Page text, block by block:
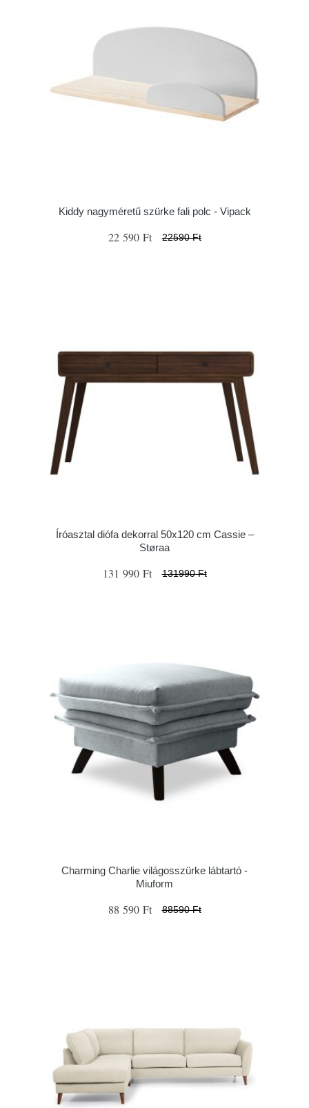
Kiddy nagyméretű szürke fali polc - Vipack
22 590 Ft 22590 Ft
Íróasztal diófa dekorral 50x120 cm Cassie –
Støraa
131 990 Ft 131990 Ft
Charming Charlie világosszürke lábtartó -
Miuform
88 590 Ft 88590 Ft